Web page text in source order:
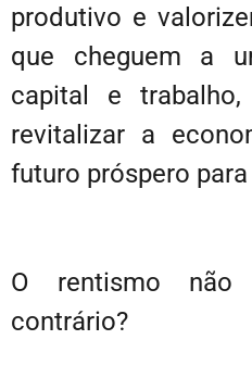
produtivo e
que cheguem a
capital e trabalho,
revitalizar a
futuro próspero
O rentismo
contrário?